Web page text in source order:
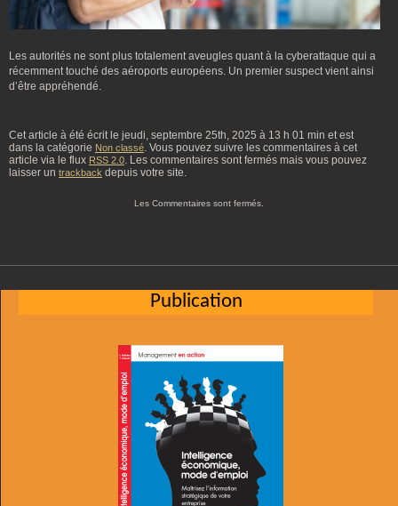
Les autorités ne sont plus totalement aveugles quant à la cyberattaque qui a
récemment touché des aéroports européens. Un premier suspect vient ainsi
d’être appréhendé.
Cet article à été écrit le jeudi, septembre 25th, 2025 à 13 h 01 min et est
dans la catégorie Non classé. Vous pouvez suivre les commentaires à cet
article via le flux RSS 2.0. Les commentaires sont fermés mais vous pouvez
laisser un trackback depuis votre site.
Les Commentaires sont fermés.
Publication